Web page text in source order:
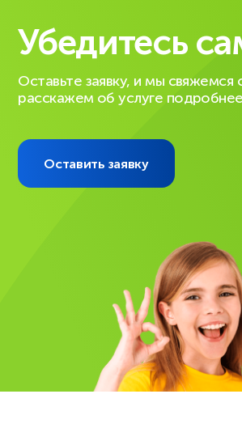
Убедитесь
Оставьте заявку, и мы свяжемся
расскажем об услуге подробнее
Оставить заявку